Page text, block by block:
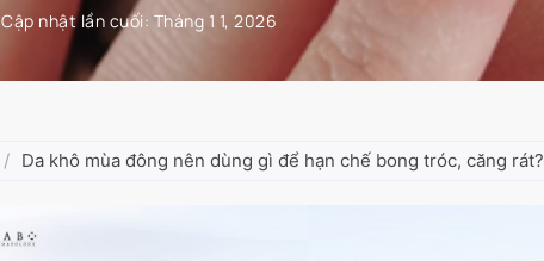
Cập nhật lần cuối: Tháng 1 1, 2026
/ Da khô mùa đông nên dùng gì để hạn chế bong tróc, căng rát?